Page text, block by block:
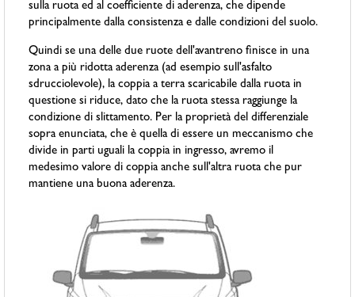
sulla ruota ed al coefficiente di aderenza, che dipende
principalmente dalla consistenza e dalle condizioni del suolo.
Quindi se una delle due ruote dell'avantreno finisce in una
zona a più ridotta aderenza (ad esempio sull'asfalto
sdrucciolevole), la coppia a terra scaricabile dalla ruota in
questione si riduce, dato che la ruota stessa raggiunge la
condizione di slittamento. Per la proprietà del differenziale
sopra enunciata, che è quella di essere un meccanismo che
divide in parti uguali la coppia in ingresso, avremo il
medesimo valore di coppia anche sull'altra ruota che pur
mantiene una buona aderenza.